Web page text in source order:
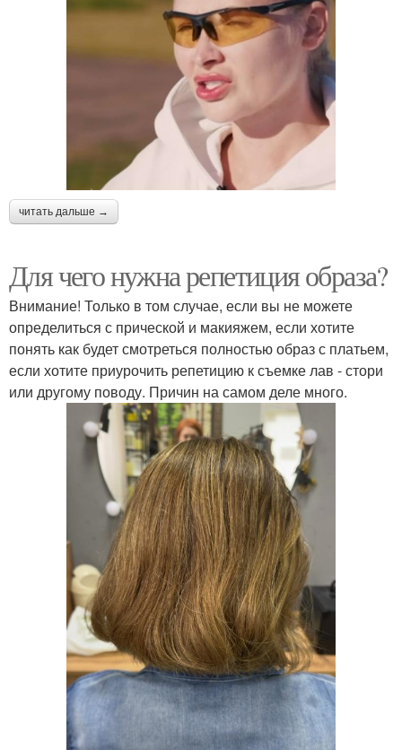
читать дальше →
Для чего нужна репетиция образа?
Внимание! Только в том случае, если вы не можете
определиться с прической и макияжем, если хотите
понять как будет смотреться полностью образ с платьем,
если хотите приурочить репетицию к съемке лав - стори
или другому поводу. Причин на самом деле много.